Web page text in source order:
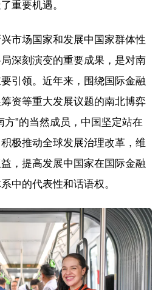
重要机遇。
市场国家和发展中国家群体性
深刻演变的重要成果，是对南
引领。近年来，围绕国际金融
资等重大发展议题的南北博弈
方”的当然成员，中国坚定站在
极推动全球发展治理改革，维
，提高发展中国家在国际金融
中的代表性和话语权。